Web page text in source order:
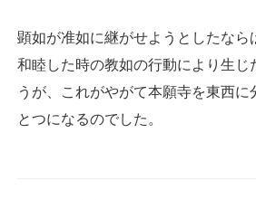
顕如が准如に継がせようとしたなら
和睦した時の教如の行動により生じ
うが、これがやがて本願寺を東西に
とつになるのでした。